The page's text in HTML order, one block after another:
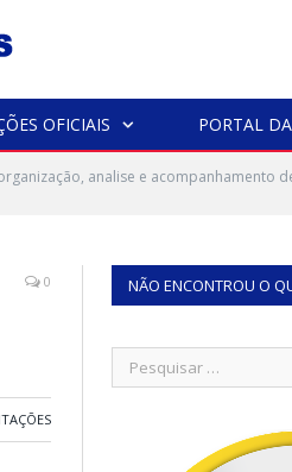
OFICIAIS PORTAL
analise e acompanhamento
0 NÃO ENCONTROU O